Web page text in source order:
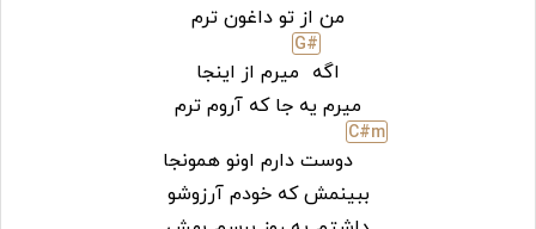
من از تو داغون ترم
اگه
G#
میرم از اینجا
میرم یه جا که آروم ترم
C#m
دوست دارم اونو همونجا
ببینمش که خودم آرزوشو